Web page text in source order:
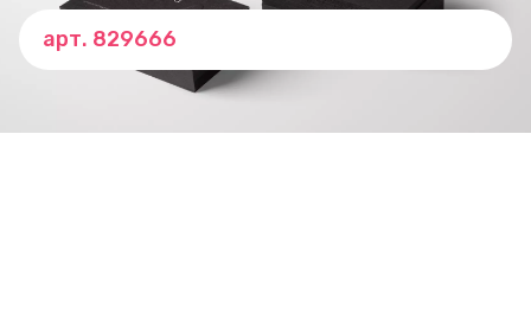
арт. 829666